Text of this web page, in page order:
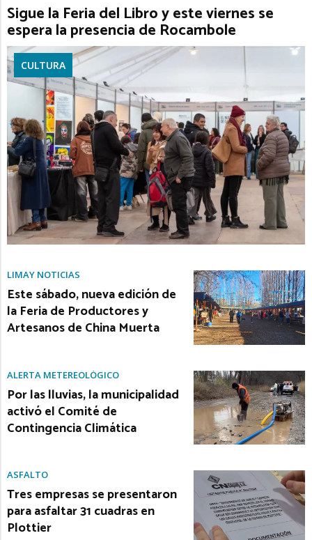
Sigue la Feria del Libro y este viernes se
espera la presencia de Rocambole
CULTURA
LIMAY NOTICIAS
Este sábado, nueva edición de
la Feria de Productores y
Artesanos de China Muerta
ALERTA METEREOLÓGICO
Por las lluvias, la municipalidad
activó el Comité de
Contingencia Climática
ASFALTO
Tres empresas se presentaron
para asfaltar 31 cuadras en
Plottier